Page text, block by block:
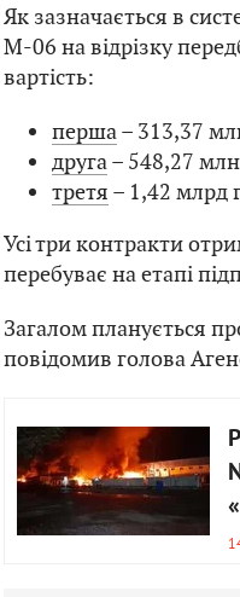
Як зазначається в
М-06 на відрізку
вартість:
перша – 313,37
друга – 548,27
третя – 1,42 млрд
Усі три контракти
перебуває на етапі
Загалом планується
повідомив голова